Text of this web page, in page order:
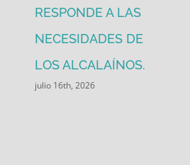
RESPONDE A LAS
NECESIDADES DE
LOS ALCALAÍNOS.
julio 16th, 2026